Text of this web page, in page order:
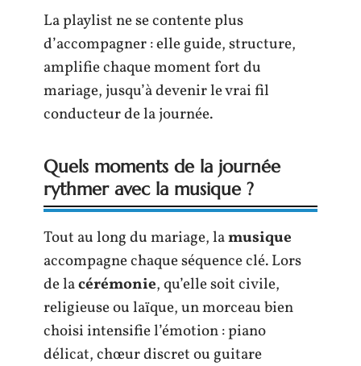
La playlist ne se contente plus
d’accompagner : elle guide, structure,
amplifie chaque moment fort du
mariage, jusqu’à devenir le vrai fil
conducteur de la journée.
Quels moments de la journée
rythmer avec la musique ?
Tout au long du mariage, lamusique
accompagne chaque séquence clé. Lors
de lacérémonie, qu’elle soit civile,
religieuse ou laïque, un morceau bien
choisi intensifie l’émotion : piano
délicat, chœur discret ou guitare